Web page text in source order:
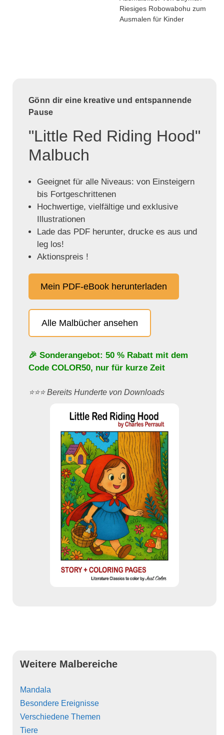
Riesiges Robowabohu zum
Ausmalen für Kinder
Gönn dir eine kreative und entspannende
Pause
"Little Red Riding Hood"
Malbuch
Geeignet für alle Niveaus: von Einsteigern
bis Fortgeschrittenen
Hochwertige, vielfältige und exklusive
Illustrationen
Lade das PDF herunter, drucke es aus und
leg los!
Aktionspreis !
Mein PDF-eBook herunterladen
Alle Malbücher ansehen
🎉 Sonderangebot: 50 % Rabatt mit dem
Code COLOR50, nur für kurze Zeit
⭐️⭐️⭐️ Bereits Hunderte von Downloads
Weitere Malbereiche
Mandala
Besondere Ereignisse
Verschiedene Themen
Tiere